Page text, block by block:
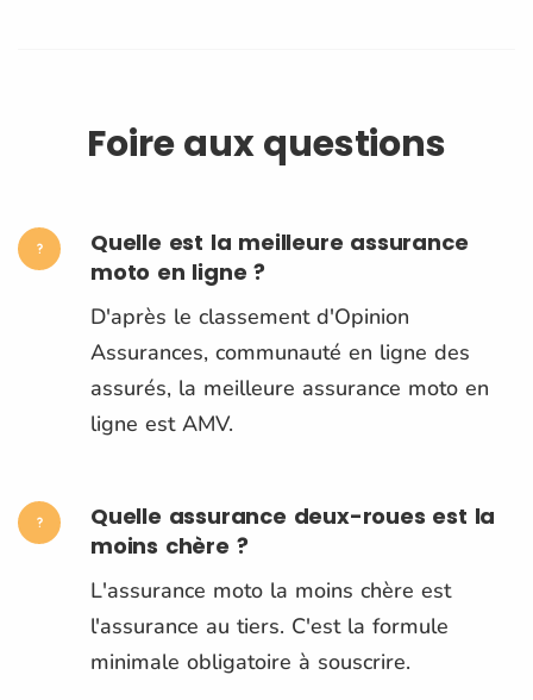
Foire aux questions
Quelle est la meilleure assurance
moto en ligne ?
D'après le classement d'Opinion
Assurances, communauté en ligne des
assurés, la meilleure assurance moto en
ligne est AMV.
Quelle assurance deux-roues est la
moins chère ?
L'assurance moto la moins chère est
l'assurance au tiers. C'est la formule
minimale obligatoire à souscrire.